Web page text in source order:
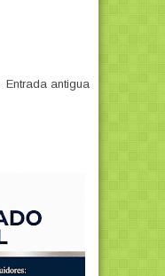
Entrada antigua